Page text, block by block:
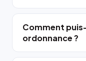
Comment
ordonnance ?